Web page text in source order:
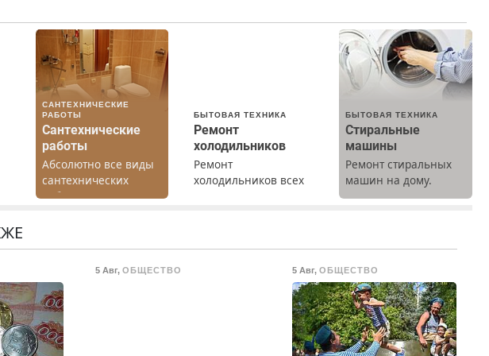
САНТЕХНИЧЕСКИЕ
РАБОТЫ
Сантехнические
работы
Абсолютно все виды
сантехнических
работ. Быстро.
БЫТОВАЯ ТЕХНИКА
Ремонт
холодильников
Ремонт
холодильников всех
Вызов бесплатный.
БЫТОВАЯ ТЕХНИКА
Стиральные
машины
Ремонт стиральных
машин на дому.
Выезд и диагностика
5 Авг,ОБЩЕСТВО 5 Авг, ОБЩЕСТВО